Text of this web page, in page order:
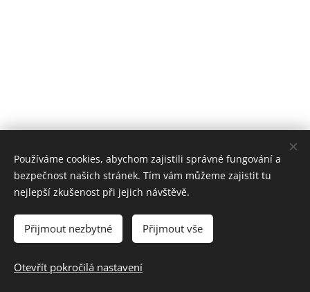
Kontaktní telefon : 608 981 428 nonstop
Používáme cookies, abychom zajistili správné fungování a
bezpečnost našich stránek. Tím vám můžeme zajistit tu
nejlepší zkušenost při jejich návštěvě.
Přijmout nezbytné Přijmout vše
Otevřít pokročilá nastavení